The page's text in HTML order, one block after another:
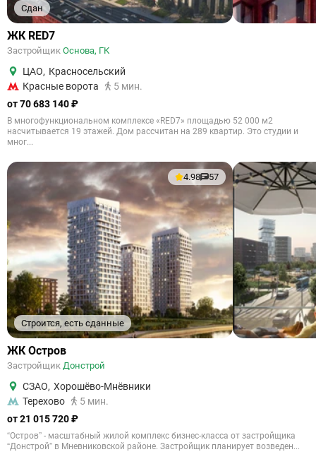
Сдан
ЖК RED7
Застройщик Основа, ГК
ЦАО, Красносельский
Красные ворота
5 мин.
от 70 683 140 ₽
В многофункциональном комплексе «RED7» площадью 52 000 м2
насчитывается 19 этажей. Дом рассчитан на 289 квартир. Это студии и
мног...
Строится, есть сданные
4.98 57
ЖК Остров
Застройщик Донстрой
СЗАО, Хорошёво-Мнёвники
Терехово
5 мин.
от 21 015 720 ₽
“Остров” - масштабный жилой комплекс бизнес-класса от застройщика
“Донстрой” в Мневниковской районе. Застройщик планирует возведен...